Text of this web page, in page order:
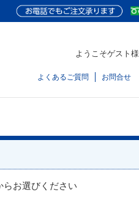
ようこそゲスト様
よくあるご質問 お問合せ
らお選びください